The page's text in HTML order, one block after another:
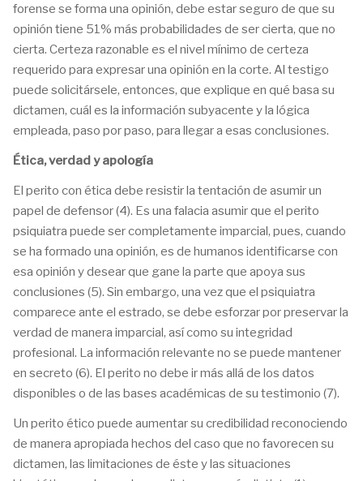
forense se forma una opinión, debe estar seguro de que su
opinión tiene 51% más probabilidades de ser cierta, que no
cierta. Certeza razonable es el nivel mínimo de certeza
requerido para expresar una opinión en la corte. Al testigo
puede solicitársele, entonces, que explique en qué basa su
dictamen, cuál es la información subyacente y la lógica
empleada, paso por paso, para llegar a esas conclusiones.
Ética, verdad y apología
El perito con ética debe resistir la tentación de asumir un
papel de defensor (4). Es una falacia asumir que el perito
psiquiatra puede ser completamente imparcial, pues, cuando
se ha formado una opinión, es de humanos identificarse con
esa opinión y desear que gane la parte que apoya sus
conclusiones (5). Sin embargo, una vez que el psiquiatra
comparece ante el estrado, se debe esforzar por preservar la
verdad de manera imparcial, así como su integridad
profesional. La información relevante no se puede mantener
en secreto (6). El perito no debe ir más allá de los datos
disponibles o de las bases académicas de su testimonio (7).
Un perito ético puede aumentar su credibilidad reconociendo
de manera apropiada hechos del caso que no favorecen su
dictamen, las limitaciones de éste y las situaciones